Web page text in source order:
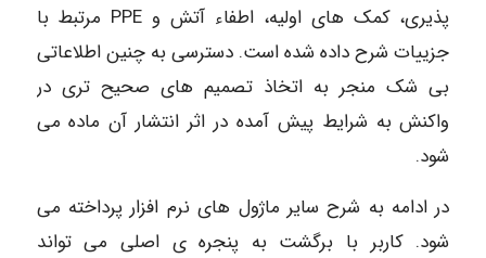
پذیری، کمک های اولیه، اطفاء آتش و PPE مرتبط با
جزییات شرح داده شده است. دسترسی به چنین اطلاعاتی
بی شک منجر به اتخاذ تصمیم های صحیح تری در
واکنش به شرایط پیش آمده در اثر انتشار آن ماده می
شود.
در ادامه به شرح سایر ماژول های نرم افزار پرداخته می
شود. کاربر با برگشت به پنجره ی اصلی می تواند